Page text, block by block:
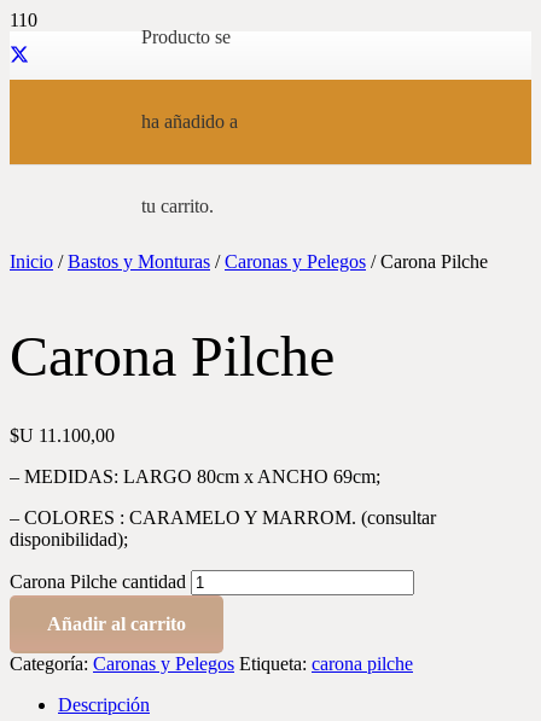
Producto se
ha añadido a
tu carrito.
Inicio /Bastos y Monturas /Caronas y Pelegos / Carona Pilche
Carona Pilche
$U 11.100,00
– MEDIDAS: LARGO 80cm x ANCHO 69cm;
– COLORES : CARAMELO Y MARROM. (consultar
disponibilidad);
Carona Pilche cantidad
Añadir al carrito
Categoría: Caronas y Pelegos Etiqueta: carona pilche
Descripción